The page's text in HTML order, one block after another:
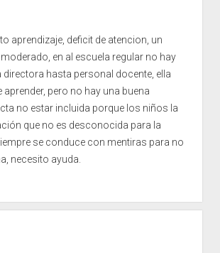
aprendizaje, deficit de atencion, un
en al escuela regular no hay
directora hasta personal docente, ella
aprender, pero no hay una buena
no estar incluida porque los niños la
que no es desconocida para la
se conduce con mentiras para no
necesito ayuda.